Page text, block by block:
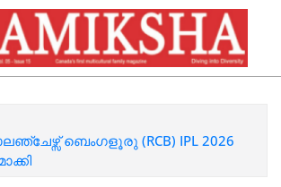
ബെംഗളൂരു (RCB) IPL 2026